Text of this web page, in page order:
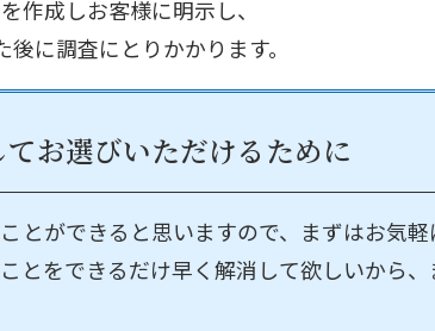
作成しお客様に明示し、
に調査にとりかかります。
お選びいただけるために
とができると思いますので、まずはお気
とをできるだけ早く解消して欲しいから